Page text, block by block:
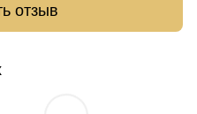
отзыв